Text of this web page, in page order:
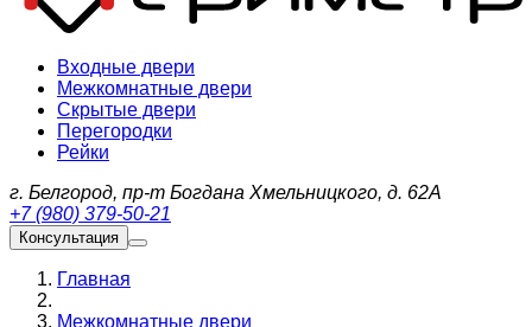
Входные двери
Межкомнатные двери
Скрытые двери
Перегородки
Рейки
г. Белгород, пр-т Богдана Хмельницкого, д. 62А
+7 (980) 379-50-21
Консультация
Главная
Межкомнатные двери